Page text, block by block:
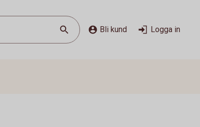
Bli kund Logga in